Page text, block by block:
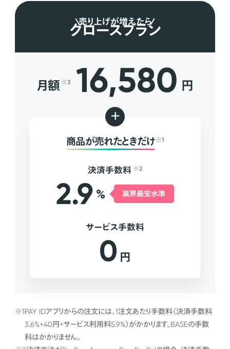
売り上げが増えたら
グロースプラン
月額 ※3 16,580 円
+
商品が売れたときだけ ※1
決済手数料 ※2
2.9 % 業界最安水準
サービス手数料
0 円
※1PAY IDアプリからの注文には、1注文あたり手数料（決済手数料
3.6%+40円+サービス利用料5.9%）がかかります。BASEの手数
料はかかりません。